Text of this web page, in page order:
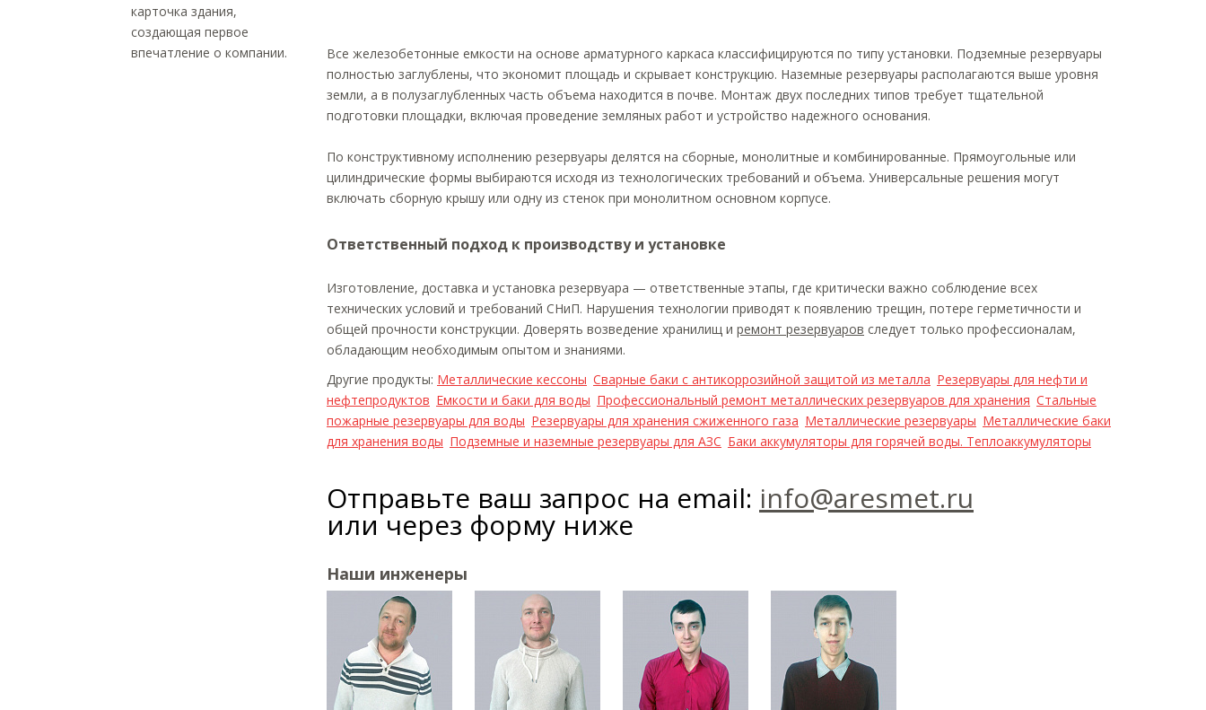
Все железобетонные емкости на основе арматурного каркаса классифицируются по типу установки. Подземные резервуары
полностью заглублены, что экономит площадь и скрывает конструкцию. Наземные резервуары располагаются выше уровня
земли, а в полузаглубленных часть объема находится в почве. Монтаж двух последних типов требует тщательной
подготовки площадки, включая проведение земляных работ и устройство надежного основания.
По конструктивному исполнению резервуары делятся на сборные, монолитные и комбинированные. Прямоугольные или
цилиндрические формы выбираются исходя из технологических требований и объема. Универсальные решения могут
включать сборную крышу или одну из стенок при монолитном основном корпусе.
Ответственный подход к производству и установке
Изготовление, доставка и установка резервуара — ответственные этапы, где критически важно соблюдение всех
технических условий и требований СНиП. Нарушения технологии приводят к появлению трещин, потере герметичности и
общей прочности конструкции. Доверять возведение хранилищ и ремонт резервуаров следует только профессионалам,
обладающим необходимым опытом и знаниями.
Другие продукты: Металлические кессоны Сварные баки с антикоррозийной защитой из металла Резервуары для нефти и
нефтепродуктов Емкости и баки для воды Профессиональный ремонт металлических резервуаров для хранения Стальные
пожарные резервуары для воды Резервуары для хранения сжиженного газа Металлические резервуары Металлические баки
для хранения воды Подземные и наземные резервуары для АЗС Баки аккумуляторы для горячей воды. Теплоаккумуляторы
Отправьте ваш запрос на email: info@aresmet.ru
или через форму ниже
Наши инженеры
карточка здания,
создающая первое
впечатление о компании.